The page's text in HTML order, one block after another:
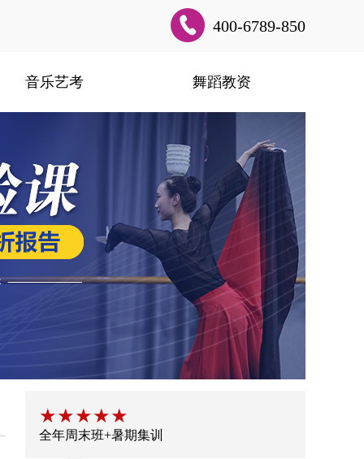
400-6789-850
音乐艺考 舞蹈教资
★★★★★
全年周末班+暑期集训